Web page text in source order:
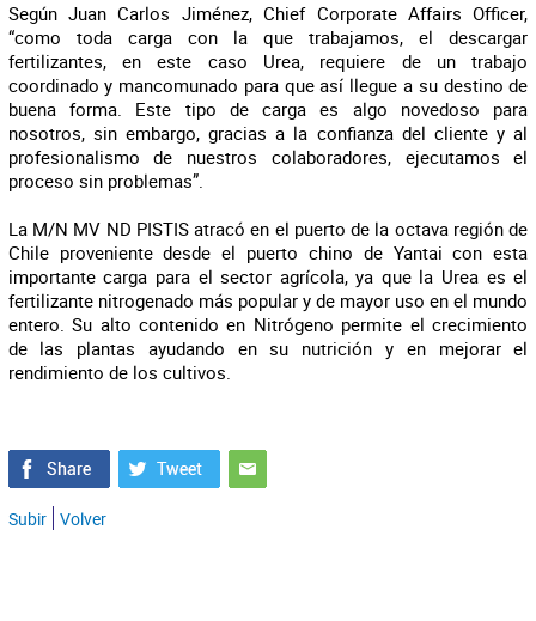
Según Juan Carlos Jiménez, Chief Corporate Affairs Officer,
“como toda carga con la que trabajamos, el descargar
fertilizantes, en este caso Urea, requiere de un trabajo
coordinado y mancomunado para que así llegue a su destino de
buena forma. Este tipo de carga es algo novedoso para
nosotros, sin embargo, gracias a la confianza del cliente y al
profesionalismo de nuestros colaboradores, ejecutamos el
proceso sin problemas”.
La M/N MV ND PISTIS atracó en el puerto de la octava región de
Chile proveniente desde el puerto chino de Yantai con esta
importante carga para el sector agrícola, ya que la Urea es el
fertilizante nitrogenado más popular y de mayor uso en el mundo
entero. Su alto contenido en Nitrógeno permite el crecimiento
de las plantas ayudando en su nutrición y en mejorar el
rendimiento de los cultivos.
Subir Volver